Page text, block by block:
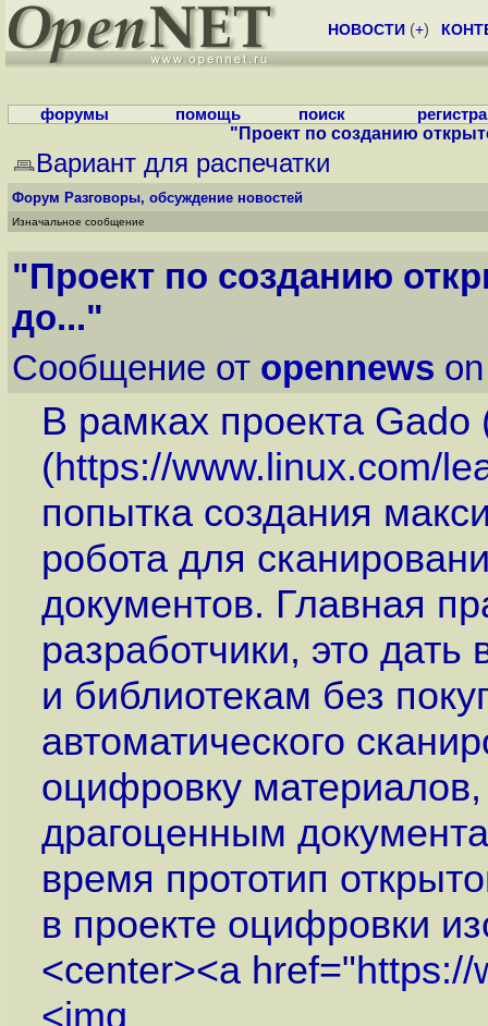
НОВОСТИ (+)
форумы помощь поиск
"Проект по созданию
Вариант для распечатки
Форум Разговоры, обсуждение новостей
Изначальное сообщение
"Проект по созданию
до..."
Сообщение от opennews
В рамках проекта Gado
(https://www.linux.com/
попытка создания
робота для
документов. Главная
разработчики, это
и библиотекам без
автоматического
оцифровку
драгоценным
время прототип
в проекте оцифровки
<center><a href="https://
<img